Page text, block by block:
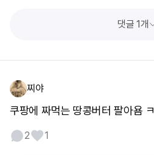
댓글 1개
찌야
쿠팡에 짜먹는 땅콩버터 팔아욤 ㅋ
2 1